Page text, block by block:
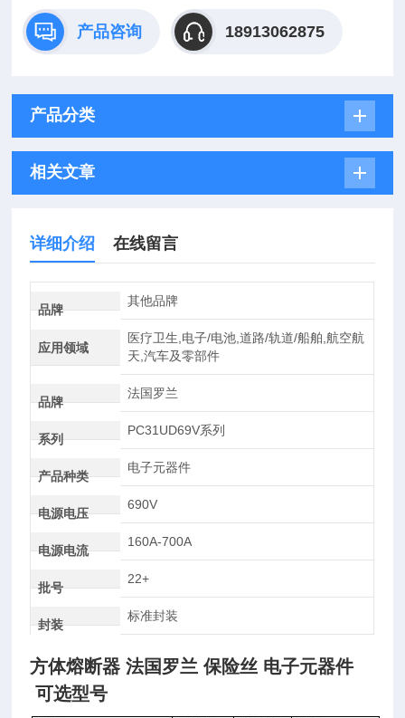
产品咨询 18913062875
产品分类
相关文章
详细介绍 在线留言
品牌
其他品牌
应用领域
医疗卫生,电子/电池,道路/轨道/船舶,航空航
天,汽车及零部件
品牌
法国罗兰
系列
PC31UD69V系列
产品种类
电子元器件
电源电压
690V
电源电流
160A-700A
批号
22+
封装
标准封装
方体熔断器 法国罗兰 保险丝 电子元器件
可选型号